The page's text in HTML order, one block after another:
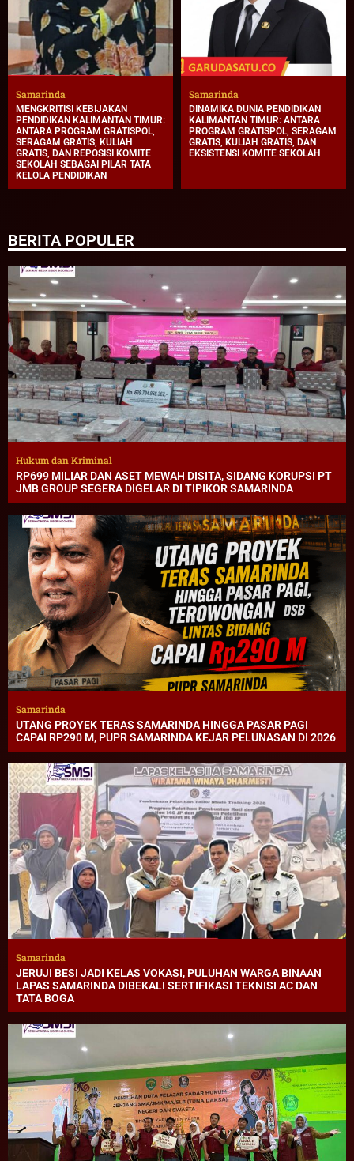
Samarinda
MENGKRITISI KEBIJAKAN
PENDIDIKAN KALIMANTAN TIMUR:
ANTARA PROGRAM GRATISPOL,
SERAGAM GRATIS, KULIAH
GRATIS, DAN REPOSISI KOMITE
SEKOLAH SEBAGAI PILAR TATA
KELOLA PENDIDIKAN
Samarinda
DINAMIKA DUNIA PENDIDIKAN
KALIMANTAN TIMUR: ANTARA
PROGRAM GRATISPOL, SERAGAM
GRATIS, KULIAH GRATIS, DAN
EKSISTENSI KOMITE SEKOLAH
BERITA POPULER
Hukum dan Kriminal
RP699 MILIAR DAN ASET MEWAH DISITA, SIDANG KORUPSI PT
JMB GROUP SEGERA DIGELAR DI TIPIKOR SAMARINDA
Samarinda
UTANG PROYEK TERAS SAMARINDA HINGGA PASAR PAGI
CAPAI RP290 M, PUPR SAMARINDA KEJAR PELUNASAN DI 2026
Samarinda
JERUJI BESI JADI KELAS VOKASI, PULUHAN WARGA BINAAN
LAPAS SAMARINDA DIBEKALI SERTIFIKASI TEKNISI AC DAN
TATA BOGA